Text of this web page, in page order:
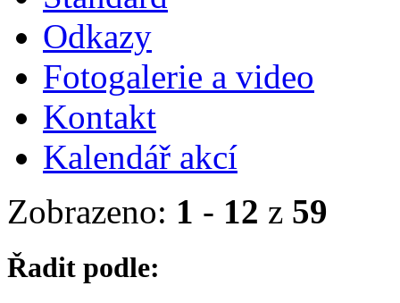
Odkazy
Fotogalerie a video
Kontakt
Kalendář akcí
Zobrazeno: 1 - 12 z 59
Řadit podle: